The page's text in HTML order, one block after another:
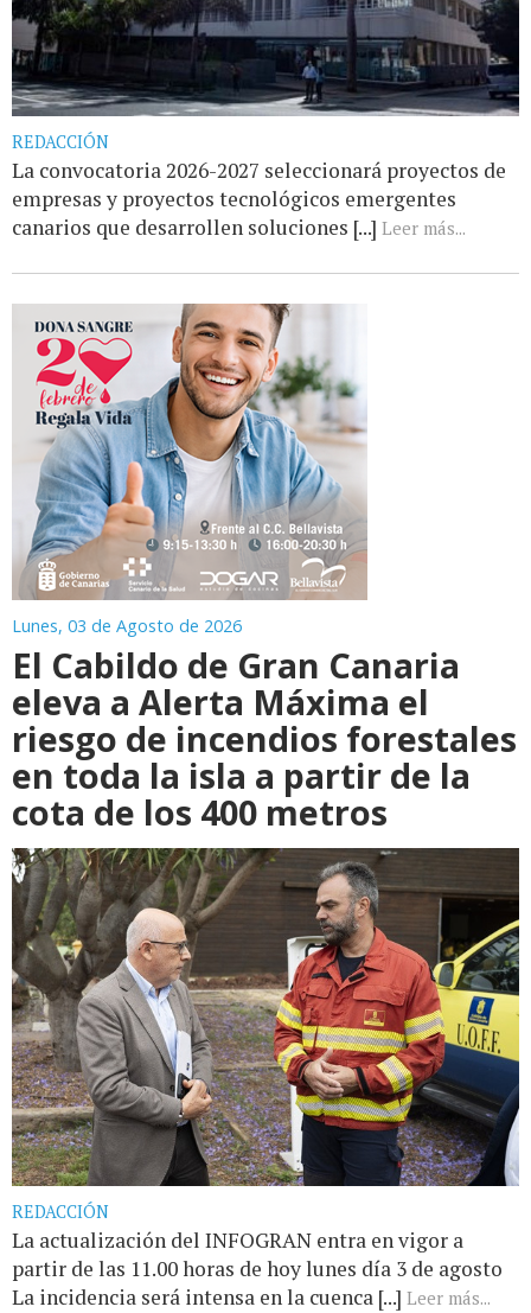
REDACCIÓN
La convocatoria 2026-2027 seleccionará proyectos de
empresas y proyectos tecnológicos emergentes
canarios que desarrollen soluciones [...] Leer más...
Lunes, 03 de Agosto de 2026
El Cabildo de Gran Canaria
eleva a Alerta Máxima el
riesgo de incendios forestales
en toda la isla a partir de la
cota de los 400 metros
REDACCIÓN
La actualización del INFOGRAN entra en vigor a
partir de las 11.00 horas de hoy lunes día 3 de agosto
La incidencia será intensa en la cuenca [...] Leer más...